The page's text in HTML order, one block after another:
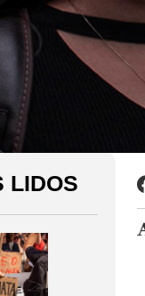
LIDOS